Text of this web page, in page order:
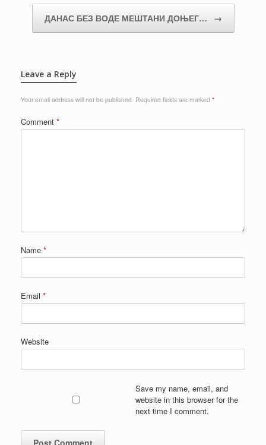
ДАНАС БЕЗ ВОДЕ МЕШТАНИ ДОЊЕГ… →
Leave a Reply
Your email address will not be published. Required fields are marked *
Comment *
Name *
Email *
Website
Save my name, email, and
website in this browser for the
next time I comment.